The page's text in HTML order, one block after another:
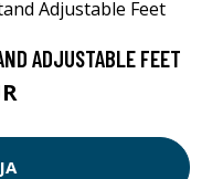
ADJUSTABLE FEET